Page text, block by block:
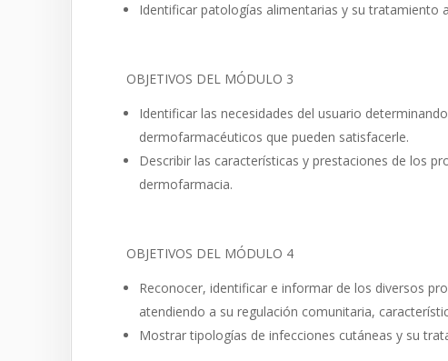
Identificar patologías alimentarias y su tratamiento
OBJETIVOS DEL MÓDULO 3
Identificar las necesidades del usuario
dermofarmacéuticos que pueden satisfacerle.
Describir las características y prestaciones de los
dermofarmacia.
OBJETIVOS DEL MÓDULO 4
Reconocer, identificar e informar de los diversos
atendiendo a su regulación comunitaria,
Mostrar tipologías de infecciones cutáneas y su